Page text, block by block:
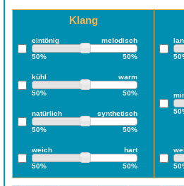
Klang
eintönig melodisch
50% 50%
kühl warm
50% 50%
natürlich synthetisch
50% 50%
weich hart
50% 50%